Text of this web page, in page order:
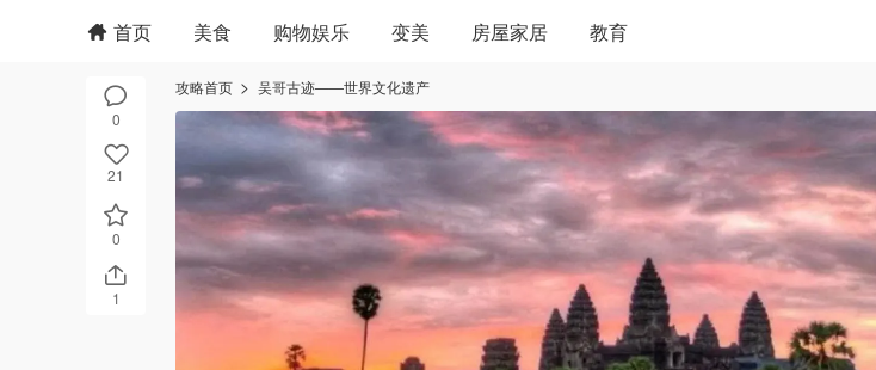
0
21
0
1
首页 美食 购物娱乐 变美 房屋家居 教育
攻略首页 吴哥古迹——世界文化遗产